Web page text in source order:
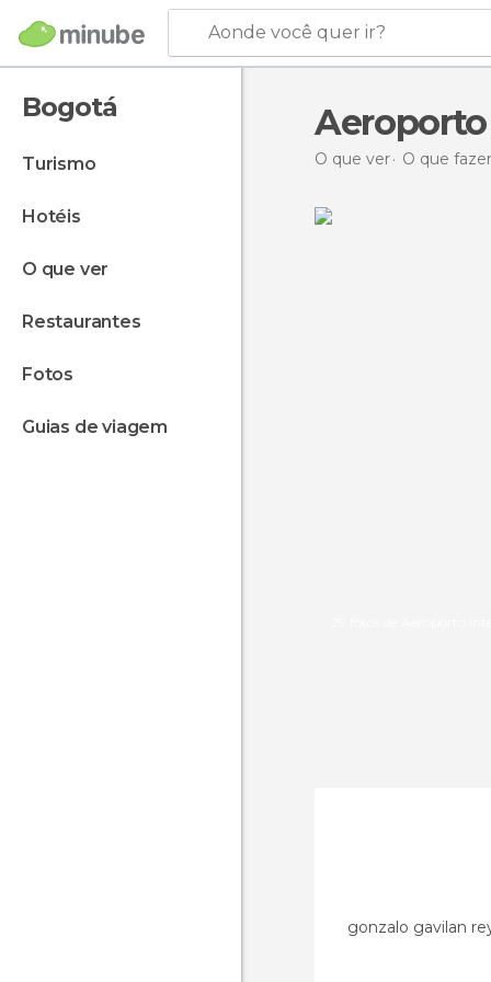
Aonde você quer ir?
Bogotá
turismo
hotéis
o que ver
restaurantes
fotos
guias de viagem
O que ver O que
gonzalo gavilan